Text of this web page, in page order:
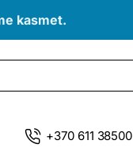
kasmet.
+370 611 38500